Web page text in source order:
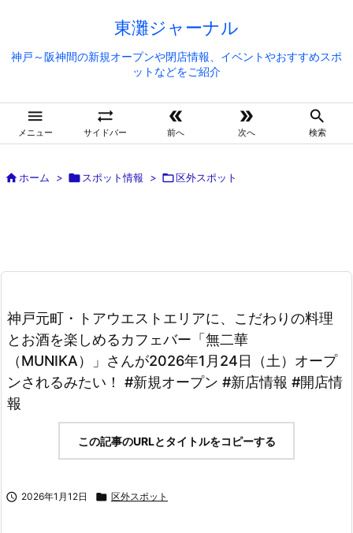
東灘ジャーナル
神戸～阪神間の新規オープンや閉店情報、イベントやおすすめスポ
ットなどをご紹介

メニュー

サイドバー

前へ

次へ

検索
ホーム >  スポット情報 > 区外スポット
神戸元町・トアウエストエリアに、こだわりの料理
とお酒を楽しめるカフェバー「無二華
（MUNIKA）」さんが2026年1月24日（土）オープ
ンされるみたい！ #新規オープン #新店情報 #開店情
報
この記事のURLとタイトルをコピーする
 2026年1月12日  区外スポット